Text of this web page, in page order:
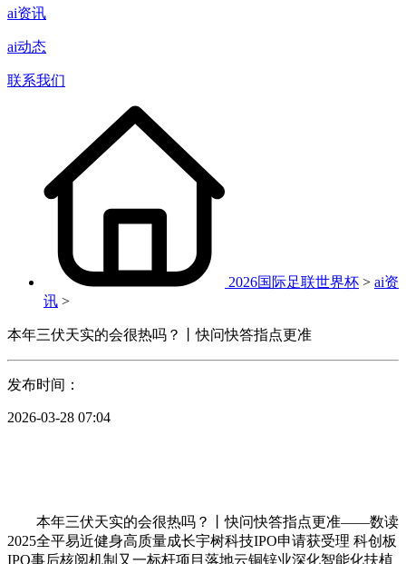
ai资讯
ai动态
联系我们
2026国际足联世界杯 > ai资
讯 >
本年三伏天实的会很热吗？丨快问快答指点更准
发布时间：
2026-03-28 07:04
本年三伏天实的会很热吗？丨快问快答指点更准——数读
2025全平易近健身高质量成长宇树科技IPO申请获受理 科创板
IPO事后核阅机制又一标杆项目落地云铜锌业深化智能化扶植